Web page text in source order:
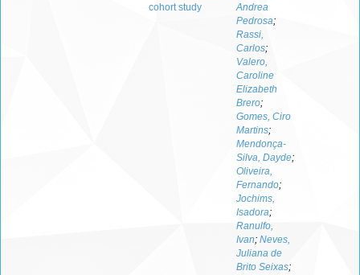
cohort study
Andrea
Pedrosa;
Rassi,
Carlos;
Valero,
Caroline
Elizabeth
Brero;
Gomes, Ciro
Martins;
Mendonça-
Silva, Dayde;
Oliveira,
Fernando;
Jochims,
Isadora;
Ranulfo,
Ivan; Neves,
Juliana de
Brito Seixas;